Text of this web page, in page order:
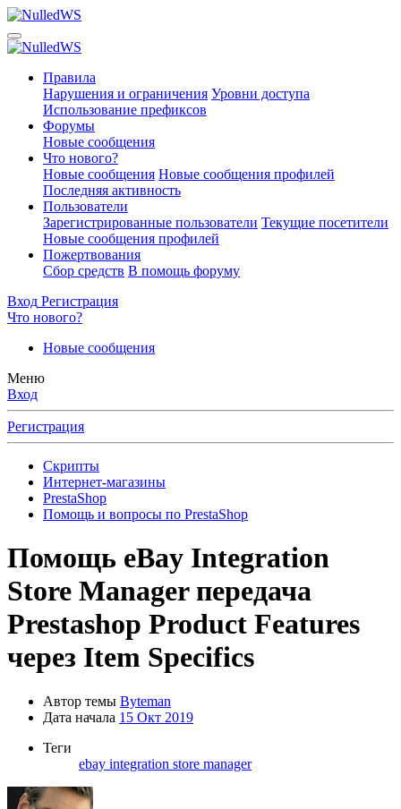
Правила
Нарушения и ограничения Уровни доступа
Использование префиксов
Форумы
Новые сообщения
Что нового?
Новые сообщения Новые сообщения профилей
Последняя активность
Пользователи
Зарегистрированные пользователи Текущие посетители
Новые сообщения профилей
Пожертвования
Сбор средств В помощь форуму
Вход Регистрация
Что нового?
Новые сообщения
Меню
Вход
Регистрация
Скрипты
Интернет-магазины
PrestaShop
Помощь и вопросы по PrestaShop
Помощь eBay Integration
Store Manager передача
Prestashop Product Features
через Item Specifics
Автор темы Byteman
Дата начала 15 Окт 2019
Теги
ebay integration store manager